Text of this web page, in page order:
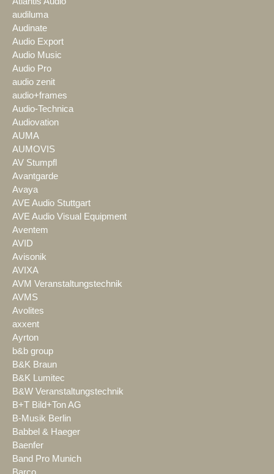
audiluma
Audinate
Audio Export
Audio Music
Audio Pro
audio zenit
audio+frames
Audio-Technica
Audiovation
AUMA
AUMOVIS
AV Stumpfl
Avantgarde
Avaya
AVE Audio Stuttgart
AVE Audio Visual Equipment
Aventem
AVID
Avisonik
AVIXA
AVM Veranstaltungstechnik
AVMS
Avolites
axxent
Ayrton
b&b group
B&K Braun
B&K Lumitec
B&W Veranstaltungstechnik
B+T Bild+Ton AG
B-Musik Berlin
Babbel & Haeger
Baenfer
Band Pro Munich